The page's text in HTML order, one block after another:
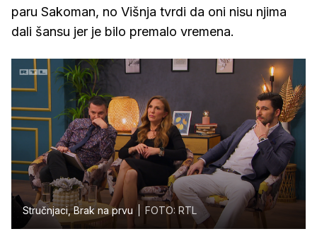
paru Sakoman, no Višnja tvrdi da oni nisu njima
dali šansu jer je bilo premalo vremena.
Stručnjaci, Brak na prvu FOTO: RTL